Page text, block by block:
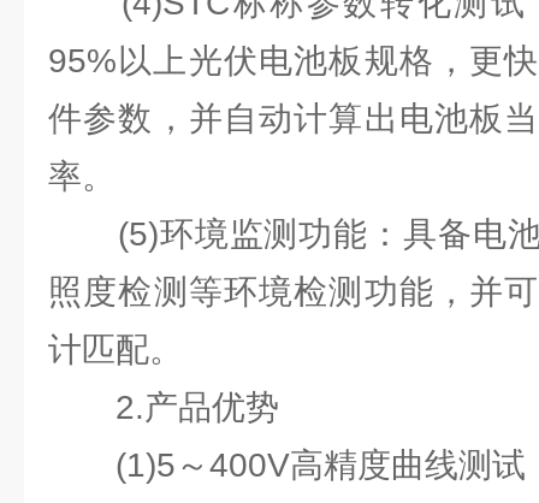
95%以上光伏电池板规格，更
件参数，并⾃动计算出电池板
率。
(5)环境监测功能：具备电池
照度检测等环境检测功能，并
计匹配。
2.产品优势
(1)5～400V⾼精度曲线测试